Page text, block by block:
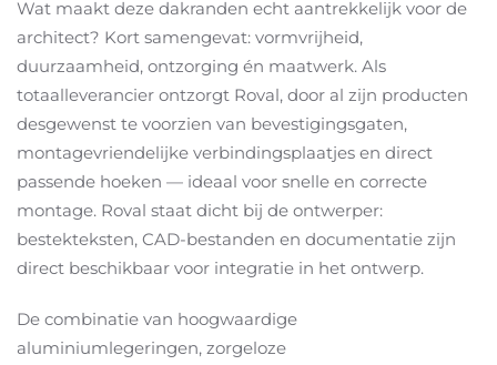
Wat maakt deze dakranden echt aantrekkelijk voor de
architect? Kort samengevat: vormvrijheid,
duurzaamheid, ontzorging én maatwerk. Als
totaalleverancier ontzorgt Roval, door al zijn producten
desgewenst te voorzien van bevestigingsgaten,
montagevriendelijke verbindingsplaatjes en direct
passende hoeken — ideaal voor snelle en correcte
montage. Roval staat dicht bij de ontwerper:
bestekteksten, CAD-bestanden en documentatie zijn
direct beschikbaar voor integratie in het ontwerp.
De combinatie van hoogwaardige
aluminiumlegeringen, zorgeloze